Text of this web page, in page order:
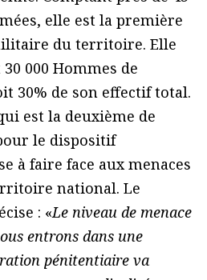
elle est la première
du territoire. Elle
000 Hommes de
30% de son effectif total.
est la deuxième de
le dispositif
à faire face aux menaces
national. Le
: «Le niveau de menace
entrons dans une
pénitentiaire va